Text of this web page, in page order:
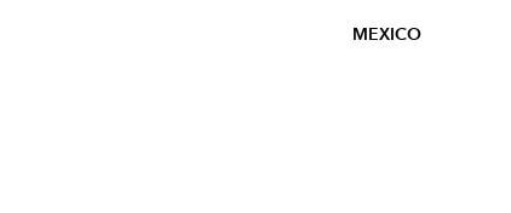
MEXICO